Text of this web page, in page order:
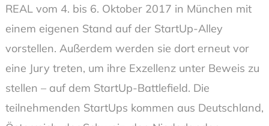
REAL vom 4. bis 6. Oktober 2017 in München mit
einem eigenen Stand auf der StartUp-Alley
vorstellen. Außerdem werden sie dort erneut vor
eine Jury treten, um ihre Exzellenz unter Beweis zu
stellen – auf dem StartUp-Battlefield. Die
teilnehmenden StartUps kommen aus Deutschland,